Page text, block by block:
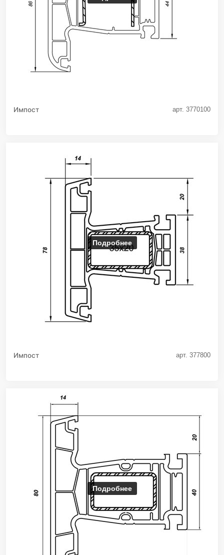
Импост арт. 3770100
Подробнее
Импост арт. 377800
Подробнее